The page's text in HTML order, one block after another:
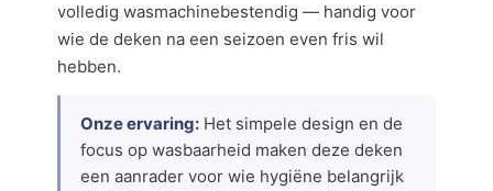
volledig wasmachinebestendig — handig voor
wie de deken na een seizoen even fris wil
hebben.
Onze ervaring: Het simpele design en de
focus op wasbaarheid maken deze deken
een aanrader voor wie hygiëne belangrijk